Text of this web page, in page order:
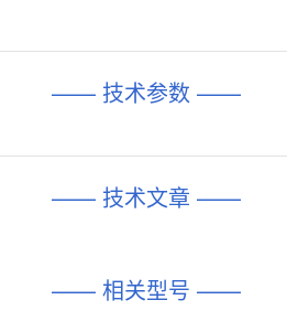
—— 技术参数 ——
—— 技术文章 ——
—— 相关型号 ——